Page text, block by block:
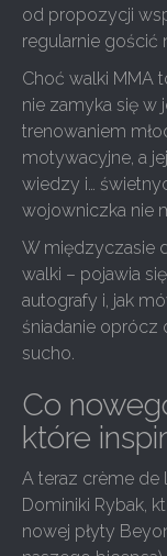
od propozycji
regularnie gościć
Choć walki MMA
nie zamyka się w
trenowaniem
motywacyjne, a
wiedzy i…
wojowniczka nie
W międzyczasie
walki – pojawia
autografy i, jak
śniadanie oprócz
sucho.
Co
które
A teraz crème de
Dominiki Rybak,
nowej płyty